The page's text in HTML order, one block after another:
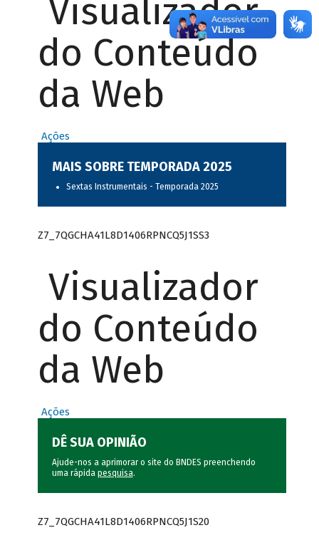
Visualizador
do Conteúdo
da Web
Ações
MAIS SOBRE TEMPORADA 2025
Sextas Instrumentais - Temporada 2025
Z7_7QGCHA41L8D1406RPNCQ5J1SS3
Visualizador
do Conteúdo
da Web
Ações
DÊ SUA OPINIÃO
Ajude-nos a aprimorar o site do BNDES preenchendo
uma rápida pesquisa.
Z7_7QGCHA41L8D1406RPNCQ5J1S20